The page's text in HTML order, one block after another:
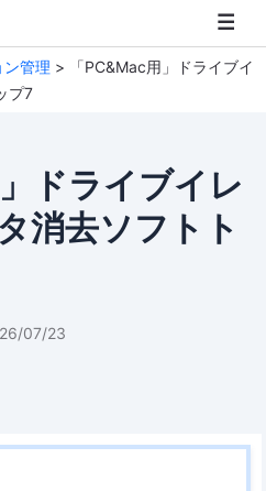
ン管理 > 「PC&Mac用」ドライブイ
プ7
ドライブイレ
消去ソフトト
07/23